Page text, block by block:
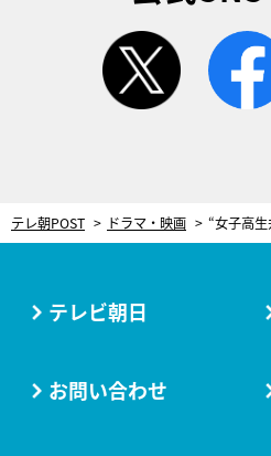
twitter
テレ朝POST ドラマ・映画
テレビ朝日
お問い合わせ